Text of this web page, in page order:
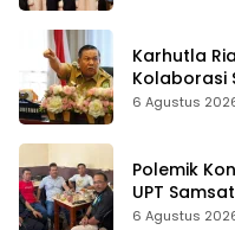
Karhutla
Kolaborasi
6 Agustus
Polemik
UPT
6 Agustus